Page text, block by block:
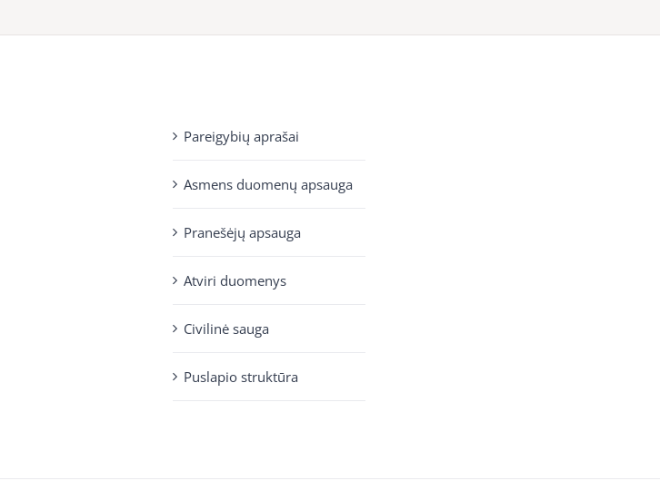
Pareigybių aprašai
Asmens duomenų apsauga
Pranešėjų apsauga
Atviri duomenys
Civilinė sauga
Puslapio struktūra